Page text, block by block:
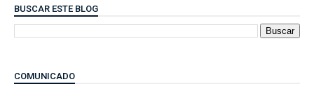
BUSCAR ESTE BLOG
COMUNICADO